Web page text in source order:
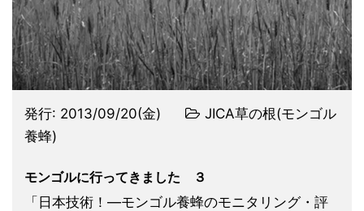
発行: 2013/09/20(金)
JICA草の根(モンゴル
養蜂)
モンゴルに行ってきました ３
「日本技術！―モンゴル養蜂のモニタリング・評